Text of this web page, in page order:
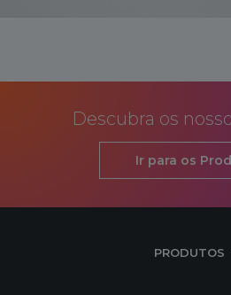
Descubra os
Ir para os
PRODUTOS